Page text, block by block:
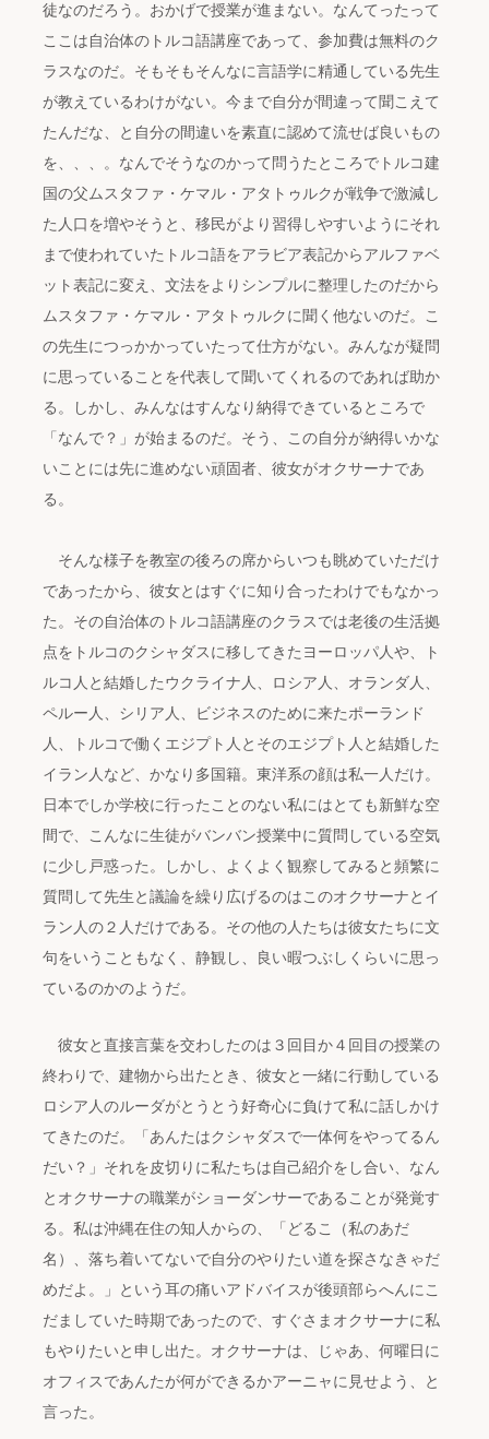
徒なのだろう。おかげで授業が進まない。なんてったって
ここは自治体のトルコ語講座であって、参加費は無料のク
ラスなのだ。そもそもそんなに言語学に精通している先生
が教えているわけがない。今まで自分が間違って聞こえて
たんだな、と自分の間違いを素直に認めて流せば良いもの
を、、、。なんでそうなのかって問うたところでトルコ建
国の父ムスタファ・ケマル・アタトゥルクが戦争で激減し
た人口を増やそうと、移民がより習得しやすいようにそれ
まで使われていたトルコ語をアラビア表記からアルファベ
ット表記に変え、文法をよりシンプルに整理したのだから
ムスタファ・ケマル・アタトゥルクに聞く他ないのだ。こ
の先生につっかかっていたって仕方がない。みんなが疑問
に思っていることを代表して聞いてくれるのであれば助か
る。しかし、みんなはすんなり納得できているところで
「なんで？」が始まるのだ。そう、この自分が納得いかな
いことには先に進めない頑固者、彼女がオクサーナであ
る。
そんな様子を教室の後ろの席からいつも眺めていただけ
であったから、彼女とはすぐに知り合ったわけでもなかっ
た。その自治体のトルコ語講座のクラスでは老後の生活拠
点をトルコのクシャダスに移してきたヨーロッパ人や、ト
ルコ人と結婚したウクライナ人、ロシア人、オランダ人、
ペルー人、シリア人、ビジネスのために来たポーランド
人、トルコで働くエジプト人とそのエジプト人と結婚した
イラン人など、かなり多国籍。東洋系の顔は私一人だけ。
日本でしか学校に行ったことのない私にはとても新鮮な空
間で、こんなに生徒がバンバン授業中に質問している空気
に少し戸惑った。しかし、よくよく観察してみると頻繁に
質問して先生と議論を繰り広げるのはこのオクサーナとイ
ラン人の２人だけである。その他の人たちは彼女たちに文
句をいうこともなく、静観し、良い暇つぶしくらいに思っ
ているのかのようだ。
彼女と直接言葉を交わしたのは３回目か４回目の授業の
終わりで、建物から出たとき、彼女と一緒に行動している
ロシア人のルーダがとうとう好奇心に負けて私に話しかけ
てきたのだ。「あんたはクシャダスで一体何をやってるん
だい？」それを皮切りに私たちは自己紹介をし合い、なん
とオクサーナの職業がショーダンサーであることが発覚す
る。私は沖縄在住の知人からの、「どるこ（私のあだ
名）、落ち着いてないで自分のやりたい道を探さなきゃだ
めだよ。」という耳の痛いアドバイスが後頭部らへんにこ
だましていた時期であったので、すぐさまオクサーナに私
もやりたいと申し出た。オクサーナは、じゃあ、何曜日に
オフィスであんたが何ができるかアーニャに見せよう、と
言った。